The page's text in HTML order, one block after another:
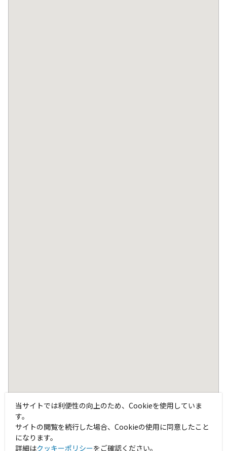
当サイトでは利便性の向上のため、Cookieを使用していま
す。
サイトの閲覧を続行した場合、Cookieの使用に同意したこと
になります。
詳細はクッキーポリシーをご確認ください。